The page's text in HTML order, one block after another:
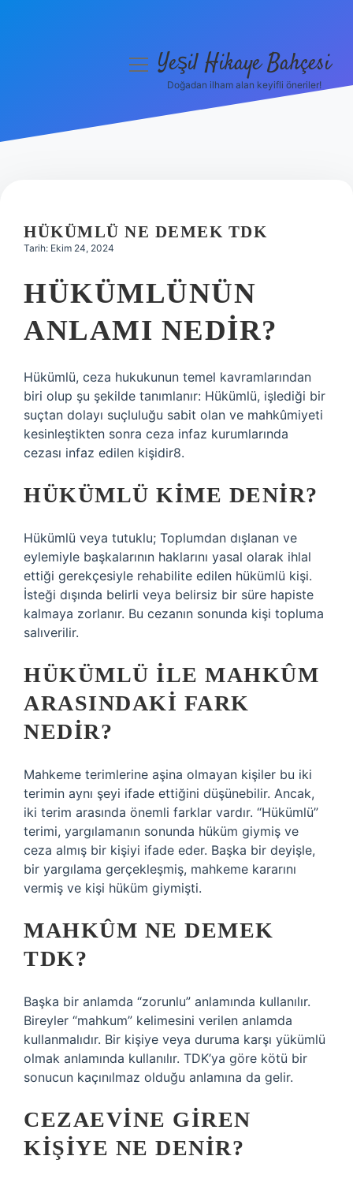
Hakkımızda
menüyüYeşil Hikaye Bahçesi
Doğadan ilham alan keyifli öneriler!
HÜKÜMLÜ NE DEMEK TDK
Tarih: Ekim 24, 2024
HÜKÜMLÜNÜN
ANLAMI NEDIR?
Hükümlü, ceza hukukunun temel kavramlarından
biri olup şu şekilde tanımlanır: Hükümlü, işlediği bir
suçtan dolayı suçluluğu sabit olan ve mahkûmiyeti
kesinleştikten sonra ceza infaz kurumlarında
cezası infaz edilen kişidir8.
HÜKÜMLÜ KIME DENIR?
Hükümlü veya tutuklu; Toplumdan dışlanan ve
eylemiyle başkalarının haklarını yasal olarak ihlal
ettiği gerekçesiyle rehabilite edilen hükümlü kişi.
İsteği dışında belirli veya belirsiz bir süre hapiste
kalmaya zorlanır. Bu cezanın sonunda kişi topluma
salıverilir.
HÜKÜMLÜ ILE MAHKÛM
ARASINDAKI FARK
NEDIR?
Mahkeme terimlerine aşina olmayan kişiler bu iki
terimin aynı şeyi ifade ettiğini düşünebilir. Ancak,
iki terim arasında önemli farklar vardır. “Hükümlü”
terimi, yargılamanın sonunda hüküm giymiş ve
ceza almış bir kişiyi ifade eder. Başka bir deyişle,
bir yargılama gerçekleşmiş, mahkeme kararını
vermiş ve kişi hüküm giymişti.
MAHKÛM NE DEMEK
TDK?
Başka bir anlamda “zorunlu” anlamında kullanılır.
Bireyler “mahkum” kelimesini verilen anlamda
kullanmalıdır. Bir kişiye veya duruma karşı yükümlü
olmak anlamında kullanılır. TDK’ya göre kötü bir
sonucun kaçınılmaz olduğu anlamına da gelir.
CEZAEVINE GIREN
KIŞIYE NE DENIR?